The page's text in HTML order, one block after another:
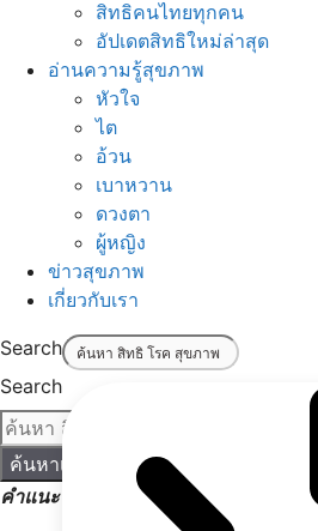
สิทธิคนไทยทุกคน
อัปเดตสิทธิใหม่ล่าสุด
อ่านความรู้สุขภาพ
หัวใจ
ไต
อ้วน
เบาหวาน
ดวงตา
ผู้หญิง
ข่าวสุขภาพ
เกี่ยวกับเรา
Search
Search
ค้นหาเลย!
คำแนะนำ:
เริ่มค้นหาด้วยคำง่าย ๆ เช่น